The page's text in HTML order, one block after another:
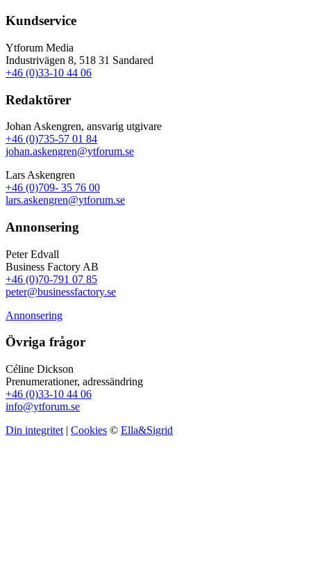
Kundservice
Ytforum Media
Industrivägen 8, 518 31 Sandared
+46 (0)33-10 44 06
Redaktörer
Johan Askengren, ansvarig utgivare
+46 (0)735-57 01 84
johan.askengren@ytforum.se
Lars Askengren
+46 (0)709- 35 76 00
lars.askengren@ytforum.se
Annonsering
Peter Edvall
Business Factory AB
+46 (0)70-791 07 85
peter@businessfactory.se
Annonsering
Övriga frågor
Céline Dickson
Prenumerationer, adressändring
+46 (0)33-10 44 06
info@ytforum.se
Din integritet | Cookies © Ella&Sigrid